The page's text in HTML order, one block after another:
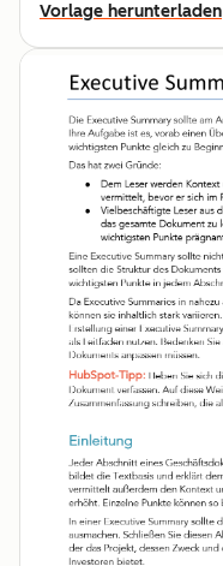
Vorlage herunterladen